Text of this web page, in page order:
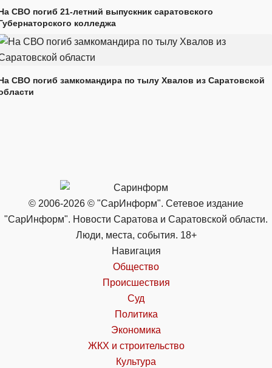
СВО погиб 21-летний выпускник саратовского
колледжа
СВО погиб замкомандира по тылу Хвалов из Саратовской
© 2006-2026 © "СарИнформ". Сетевое издание
"СарИнформ". Новости Саратова и Саратовской области.
Люди, места, события. 18+
Навигация
Общество
Происшествия
Суд
Политика
Экономика
ЖКХ и строительство
Культура